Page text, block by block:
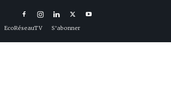
EcoRéseauTV S’abonner